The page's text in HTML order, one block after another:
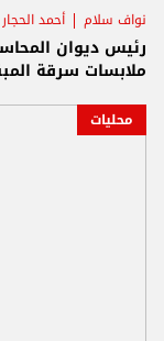
نواف سلام أحمد الحجار
رئيس ديوان
ملابسات سرقة
محليات